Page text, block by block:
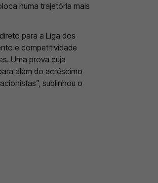
numa trajetória mais
para a Liga dos
e competitividade
Uma prova cuja
além do acréscimo
sublinhou o